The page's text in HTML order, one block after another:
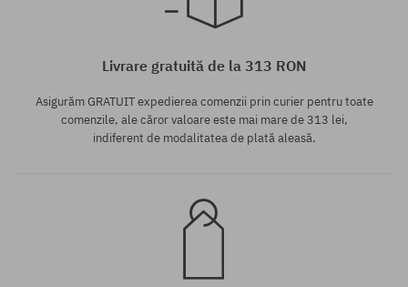
Mărimi existente:
Livrare gratuită de la 313 RON
Asigurăm GRATUIT expedierea comenzii prin curier pentru toate
comenzile, ale căror valoare este mai mare de 313 lei,
indiferent de modalitatea de plată aleasă.